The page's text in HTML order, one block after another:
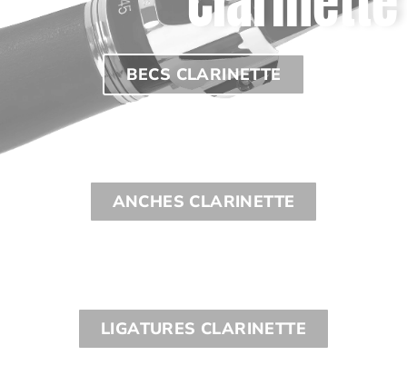
BECS CLARINETTE
ANCHES CLARINETTE
LIGATURES CLARINETTE